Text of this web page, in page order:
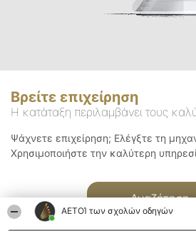
ΑΕΤΟΊ των σχολών οδηγών
Βρείτε επιχείρηση
Η κατάταξη περιλαμβάνει τους
Ψάχνετε επιχείρηση; Ελέγξτε τη
Χρησιμοποιήστε την καλύτερη
Αναζήτηση